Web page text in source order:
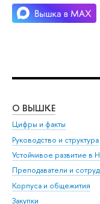
О ВЫШКЕ
Цифры и факты
Руководство и структура
Устойчивое развитие
Преподаватели и
Корпуса и общежития
Закупки